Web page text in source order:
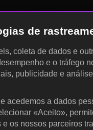
de
coleta de dados e
e o tráfego
publicidade e
acedemos a dados
«Aceito»,
os nossos parceiros